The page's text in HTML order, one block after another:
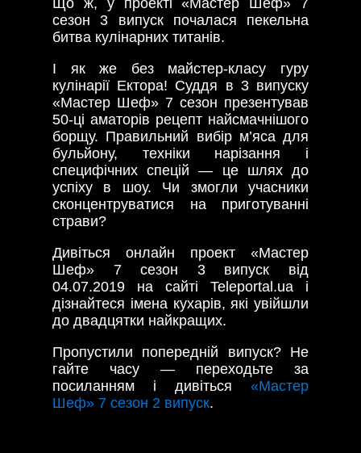
сезон 3 випуск почалася пекельна
битва кулінарних титанів.
І як же без майстер-класу гуру
кулінарії Ектора! Суддя в 3 випуску
«Мастер Шеф» 7 сезон презентував
50-ці аматорів рецепт найсмачнішого
борщу. Правильний вибір м’яса для
бульйону, техніки нарізання і
специфічних спецій — це шлях до
успіху в шоу. Чи змогли учасники
сконцентруватися на приготуванні
страви?
Дивіться онлайн проект «Мастер
Шеф» 7 сезон 3 випуск від
04.07.2019 на сайті Teleportal.ua і
дізнайтеся імена кухарів, які увійшли
до двадцятки найкращих.
Пропустили попередній випуск? Не
гайте часу — переходьте за
посиланням і дивіться «Мастер
Шеф» 7 сезон 2 випуск.